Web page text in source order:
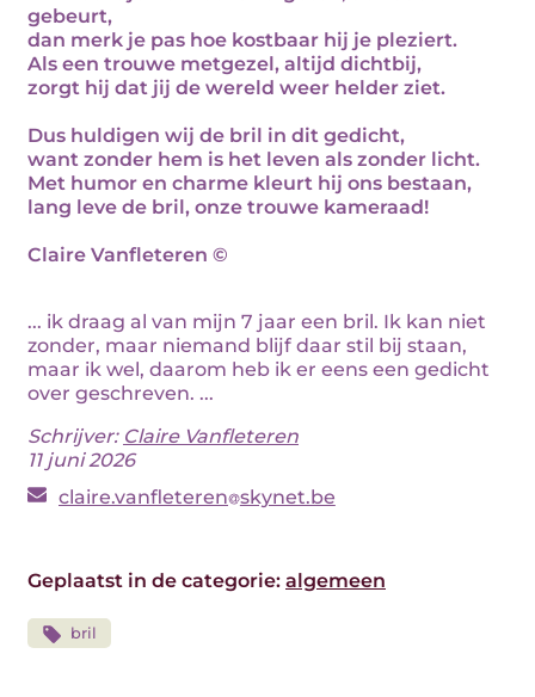
gebeurt,
dan merk je pas hoe kostbaar hij je pleziert.
Als een trouwe metgezel, altijd dichtbij,
zorgt hij dat jij de wereld weer helder ziet.
Dus huldigen wij de bril in dit gedicht,
want zonder hem is het leven als zonder licht.
Met humor en charme kleurt hij ons bestaan,
lang leve de bril, onze trouwe kameraad!
Claire Vanfleteren ©
... ik draag al van mijn 7 jaar een bril. Ik kan niet
zonder, maar niemand blijf daar stil bij staan,
maar ik wel, daarom heb ik er eens een gedicht
over geschreven. ...
Schrijver: Claire Vanfleteren
11 juni 2026
claire.vanfleteren skynet.be
Geplaatst in de categorie: algemeen
bril